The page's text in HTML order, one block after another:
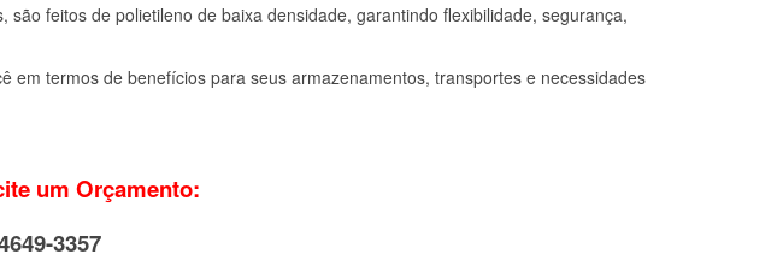
feitos de polietileno de baixa densidade, garantindo flexibilidade, segurança,
em termos de benefícios para seus armazenamentos, transportes e necessidades
um Orçamento:
3357